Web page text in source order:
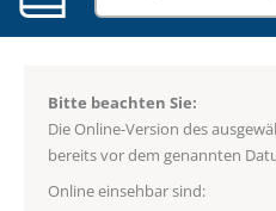
Bitte beachten Sie:
Die Online-Version des
bereits vor dem genannten
Online einsehbar sind: